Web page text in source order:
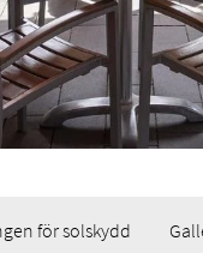
för solskydd